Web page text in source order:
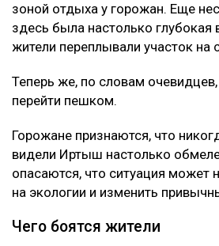
зоной отдыха у горожан. Еще
здесь была настолько глубокая
жители переплывали участок на
Теперь же, по словам
перейти пешком.
Горожане признаются, что
видели Иртыш настолько
опасаются, что ситуация может
на экологии и изменить
Чего боятся жители